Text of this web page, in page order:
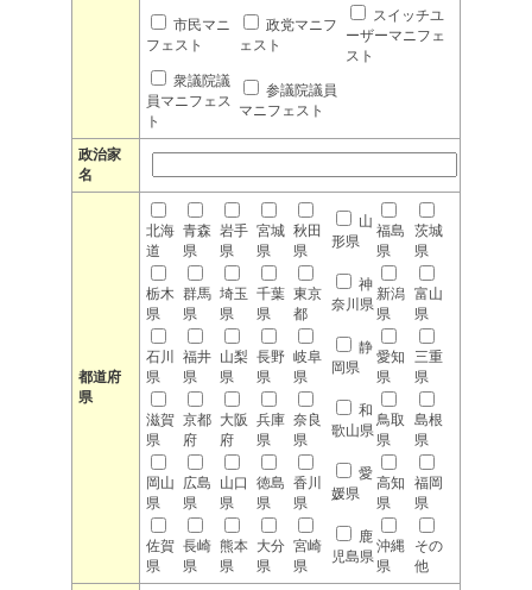
市民マニ
フェスト
政党マニフ
ェスト
スイッチユ
ーザーマニフェ
スト
衆議院議
員マニフェス
ト
参議院議員
マニフェスト
政治家
名
都道府
県
北海
道
青森
県
岩手
県
宮城
県
秋田
県
山
形県
福島
県
茨城
県
栃木
県
群馬
県
埼玉
県
千葉
県
東京
都
神
奈川県
新潟
県
富山
県
石川
県
福井
県
山梨
県
長野
県
岐阜
県
静
岡県
愛知
県
三重
県
滋賀
県
京都
府
大阪
府
兵庫
県
奈良
県
和
歌山県
鳥取
県
島根
県
岡山
県
広島
県
山口
県
徳島
県
香川
県
愛
媛県
高知
県
福岡
県
佐賀
県
長崎
県
熊本
県
大分
県
宮崎
県
鹿
児島県
沖縄
県
その
他